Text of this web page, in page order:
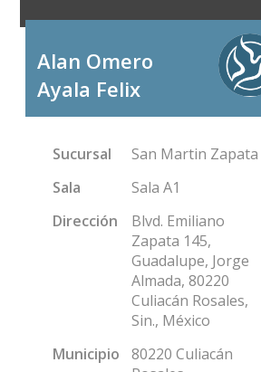
Alan Omero
Ayala Felix
Sucursal
San Martin Zapata
Sala
Sala A1
Dirección
Blvd. Emiliano
Zapata 145,
Guadalupe, Jorge
Almada, 80220
Culiacán Rosales,
Sin., México
Municipio
80220 Culiacán